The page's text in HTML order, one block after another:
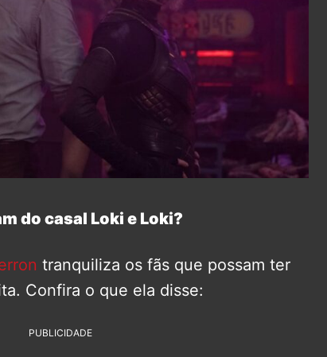
do casal Loki e Loki?
tranquiliza os fãs que possam ter
Confira o que ela disse:
PUBLICIDADE